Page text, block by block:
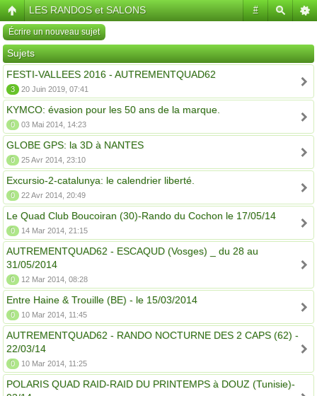
#
LES RANDOS et SALONS
Écrire un nouveau sujet
Sujets
FESTI-VALLEES 2016 - AUTREMENTQUAD62
3 20 Juin 2019, 07:41
KYMCO: évasion pour les 50 ans de la marque.
0 03 Mai 2014, 14:23
GLOBE GPS: la 3D à NANTES
0 25 Avr 2014, 23:10
Excursio-2-catalunya: le calendrier liberté.
0 22 Avr 2014, 20:49
Le Quad Club Boucoiran (30)-Rando du Cochon le 17/05/14
0 14 Mar 2014, 21:15
AUTREMENTQUAD62 - ESCAQUD (Vosges) _ du 28 au
31/05/2014
0 12 Mar 2014, 08:28
Entre Haine & Trouille (BE) - le 15/03/2014
0 10 Mar 2014, 11:45
AUTREMENTQUAD62 - RANDO NOCTURNE DES 2 CAPS (62) -
22/03/14
0 10 Mar 2014, 11:25
POLARIS QUAD RAID-RAID DU PRINTEMPS à DOUZ (Tunisie)-